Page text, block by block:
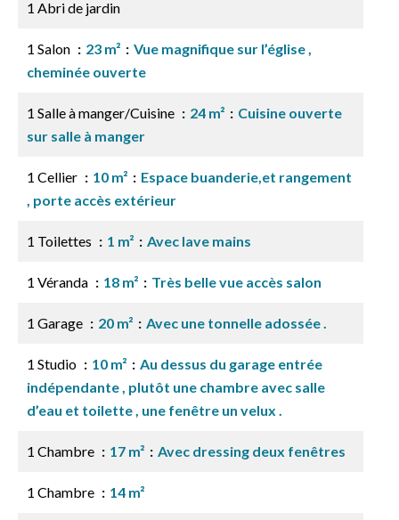
1 Abri de jardin
1 Salon 23 m²
Vue magnifique sur l’église ,
cheminée ouverte
1 Salle à manger/Cuisine 24 m²
Cuisine ouverte
sur salle à manger
1 Cellier 10 m²
Espace buanderie,et rangement
, porte accès extérieur
1 Toilettes 1 m² Avec lave mains
1 Véranda 18 m² Très belle vue accès salon
1 Garage 20 m² Avec une tonnelle adossée .
1 Studio 10 m²
Au dessus du garage entrée
indépendante , plutôt une chambre avec salle
d’eau et toilette , une fenêtre un velux .
1 Chambre 17 m² Avec dressing deux fenêtres
1 Chambre 14 m²